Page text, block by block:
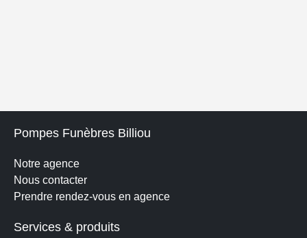
Pompes Funèbres Billiou
Notre agence
Nous contacter
Prendre rendez-vous en agence
Services & produits